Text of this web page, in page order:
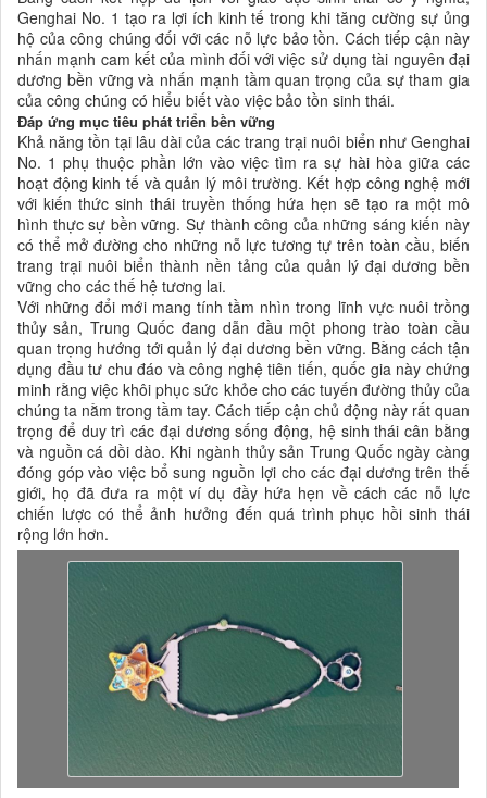
Genghai No. 1 tạo ra lợi ích kinh tế trong khi tăng cường sự ủng
hộ của công chúng đối với các nỗ lực bảo tồn. Cách tiếp cận này
nhấn mạnh cam kết của mình đối với việc sử dụng tài nguyên đại
dương bền vững và nhấn mạnh tầm quan trọng của sự tham gia
của công chúng có hiểu biết vào việc bảo tồn sinh thái.
Đáp ứng mục tiêu phát triển bền vững
Khả năng tồn tại lâu dài của các trang trại nuôi biển như Genghai
No. 1 phụ thuộc phần lớn vào việc tìm ra sự hài hòa giữa các
hoạt động kinh tế và quản lý môi trường. Kết hợp công nghệ mới
với kiến ​​thức sinh thái truyền thống hứa hẹn sẽ tạo ra một mô
hình thực sự bền vững. Sự thành công của những sáng kiến ​​này
có thể mở đường cho những nỗ lực tương tự trên toàn cầu, biến
trang trại nuôi biển thành nền tảng của quản lý đại dương bền
vững cho các thế hệ tương lai.
Với những đổi mới mang tính tầm nhìn trong lĩnh vực nuôi trồng
thủy sản, Trung Quốc đang dẫn đầu một phong trào toàn cầu
quan trọng hướng tới quản lý đại dương bền vững. Bằng cách tận
dụng đầu tư chu đáo và công nghệ tiên tiến, quốc gia này chứng
minh rằng việc khôi phục sức khỏe cho các tuyến đường thủy của
chúng ta nằm trong tầm tay. Cách tiếp cận chủ động này rất quan
trọng để duy trì các đại dương sống động, hệ sinh thái cân bằng
và nguồn cá dồi dào. Khi ngành thủy sản Trung Quốc ngày càng
đóng góp vào việc bổ sung nguồn lợi cho các đại dương trên thế
giới, họ đã đưa ra một ví dụ đầy hứa hẹn về cách các nỗ lực
chiến lược có thể ảnh hưởng đến quá trình phục hồi sinh thái
rộng lớn hơn.